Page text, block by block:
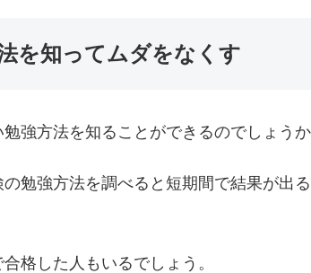
を知ってムダをなくす
強方法を知ることができるのでしょうか
勉強方法を調べると短期間で結果が出
格した人もいるでしょう。